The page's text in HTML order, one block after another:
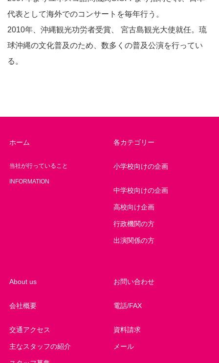
代表として海外でのコンサートを毎年行う。
2010年、沖縄観光功労者受賞、 宮古島観光大使就任。琉
球沖縄の文化普及のため、数多くの普及公演を行ってい
る。
ホーム
当社が行っていること
INFORMATION
各カテゴリー
小学校向けの企画
中学校向けの企画
高校向け企画
行政機関の方
出演関係の方
About us
会社概要
交通アクセス
主なスタッフの紹介
お問い合わせ
電話/FAX
資料請求
メール